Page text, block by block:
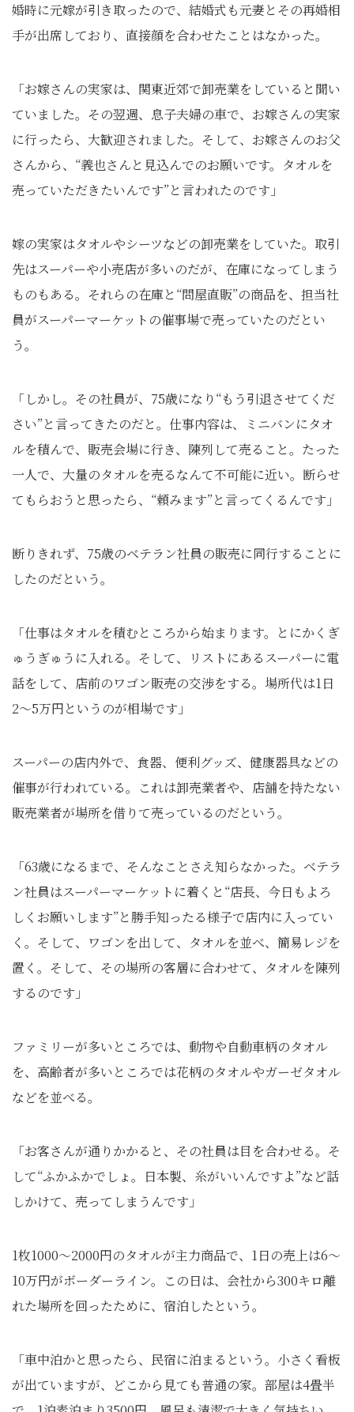
婚時に元嫁が引き取ったので、結婚式も元妻とその再婚相
手が出席しており、直接顔を合わせたことはなかった。
「お嫁さんの実家は、関東近郊で卸売業をしていると聞い
ていました。その翌週、息子夫婦の車で、お嫁さんの実家
に行ったら、大歓迎されました。そして、お嫁さんのお父
さんから、“義也さんと見込んでのお願いです。タオルを
売っていただきたいんです”と言われたのです」
嫁の実家はタオルやシーツなどの卸売業をしていた。取引
先はスーパーや小売店が多いのだが、在庫になってしまう
ものもある。それらの在庫と“問屋直販”の商品を、担当社
員がスーパーマーケットの催事場で売っていたのだとい
う。
「しかし。その社員が、75歳になり“もう引退させてくだ
さい”と言ってきたのだと。仕事内容は、ミニバンにタオ
ルを積んで、販売会場に行き、陳列して売ること。たった
一人で、大量のタオルを売るなんて不可能に近い。断らせ
てもらおうと思ったら、“頼みます”と言ってくるんです」
断りきれず、75歳のベテラン社員の販売に同行することに
したのだという。
「仕事はタオルを積むところから始まります。とにかくぎ
ゅうぎゅうに入れる。そして、リストにあるスーパーに電
話をして、店前のワゴン販売の交渉をする。場所代は1日
2〜5万円というのが相場です」
スーパーの店内外で、食器、便利グッズ、健康器具などの
催事が行われている。これは卸売業者や、店舗を持たない
販売業者が場所を借りて売っているのだという。
「63歳になるまで、そんなことさえ知らなかった。ベテラ
ン社員はスーパーマーケットに着くと“店長、今日もよろ
しくお願いします”と勝手知ったる様子で店内に入ってい
く。そして、ワゴンを出して、タオルを並べ、簡易レジを
置く。そして、その場所の客層に合わせて、タオルを陳列
するのです」
ファミリーが多いところでは、動物や自動車柄のタオル
を、高齢者が多いところでは花柄のタオルやガーゼタオル
などを並べる。
「お客さんが通りかかると、その社員は目を合わせる。そ
して“ふかふかでしょ。日本製、糸がいいんですよ”など話
しかけて、売ってしまうんです」
1枚1000〜2000円のタオルが主力商品で、1日の売上は6〜
10万円がボーダーライン。この日は、会社から300キロ離
れた場所を回ったために、宿泊したという。
「車中泊かと思ったら、民宿に泊まるという。小さく看板
が出ていますが、どこから見ても普通の家。部屋は4畳半